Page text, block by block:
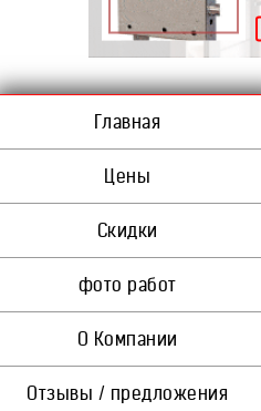
Главная
Цены
Скидки
фото работ
О Компании
Отзывы / предложения